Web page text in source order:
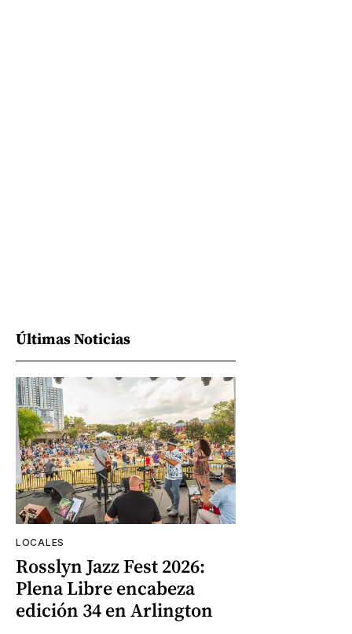
Últimas Noticias
LOCALES
Rosslyn Jazz Fest 2026:
Plena Libre encabeza
edición 34 en Arlington